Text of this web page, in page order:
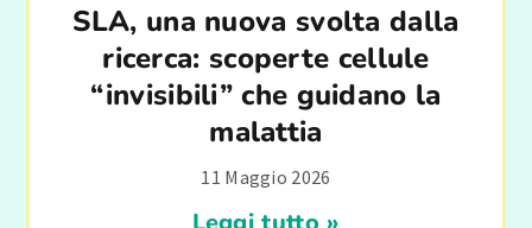
SLA, una nuova svolta dalla
ricerca: scoperte cellule
“invisibili” che guidano la
malattia
11 Maggio 2026